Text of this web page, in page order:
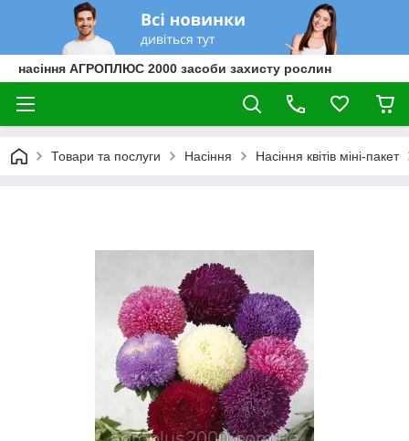
насіння АГРОПЛЮС 2000 засоби захисту рослин
Товари та послуги Насіння Насіння квітів міні-пакет